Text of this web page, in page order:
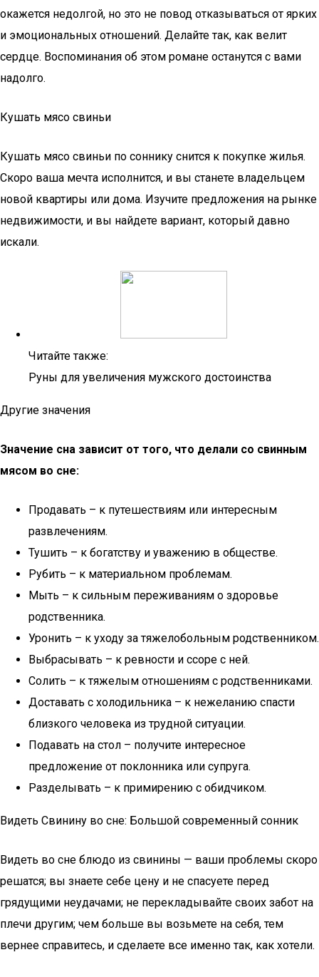
окажется недолгой, но это не повод отказываться от ярких
и эмоциональных отношений. Делайте так, как велит
сердце. Воспоминания об этом романе останутся с вами
надолго.
Кушать мясо свиньи
Кушать мясо свиньи по соннику снится к покупке жилья.
Скоро ваша мечта исполнится, и вы станете владельцем
новой квартиры или дома. Изучите предложения на рынке
недвижимости, и вы найдете вариант, который давно
искали.
Читайте также:
Руны для увеличения мужского достоинства
Другие значения
Значение сна зависит от того, что делали со свинным
мясом во сне:
Продавать – к путешествиям или интересным
развлечениям.
Тушить – к богатству и уважению в обществе.
Рубить – к материальном проблемам.
Мыть – к сильным переживаниям о здоровье
родственника.
Уронить – к уходу за тяжелобольным родственником.
Выбрасывать – к ревности и ссоре с ней.
Солить – к тяжелым отношениям с родственниками.
Доставать с холодильника – к нежеланию спасти
близкого человека из трудной ситуации.
Подавать на стол – получите интересное
предложение от поклонника или супруга.
Разделывать – к примирению с обидчиком.
Видеть Свинину во сне: Большой современный сонник
Видеть во сне блюдо из свинины — ваши проблемы скоро
решатся; вы знаете себе цену и не спасуете перед
грядущими неудачами; не перекладывайте своих забот на
плечи другим; чем больше вы возьмете на себя, тем
вернее справитесь, и сделаете все именно так, как хотели.